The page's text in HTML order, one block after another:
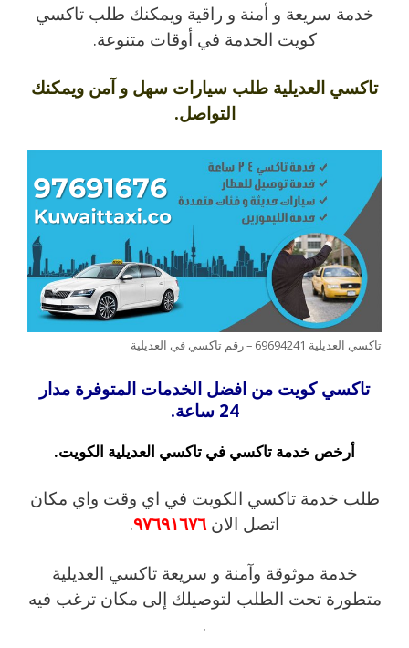
خدمة سريعة و أمنة و راقية ويمكنك طلب تاكسي
كويت الخدمة في أوقات متنوعة.
تاكسي العديلية طلب سيارات سهل و آمن ويمكنك
التواصل.
تاكسي العديلية 69694241 – رقم تاكسي في العديلية
تاكسي كويت من افضل الخدمات المتوفرة مدار
24 ساعة.
أرخص خدمة تاكسي في تاكسي العديلية الكويت.
طلب خدمة تاكسي الكويت في اي وقت واي مكان
اتصل الان٩٧٦٩١٦٧٦.
خدمة موثوقة وآمنة و سريعة تاكسي العديلية
متطورة تحت الطلب لتوصيلك إلى مكان ترغب فيه
.